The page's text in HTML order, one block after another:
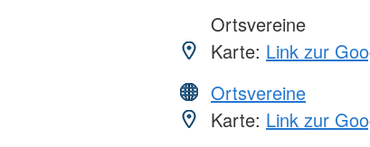
Ortsvereine
Karte: Link zur
Ortsvereine
Karte: Link zur